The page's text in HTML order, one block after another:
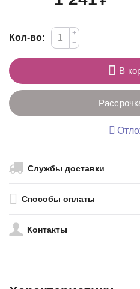
Кол-во:
+
−
В
Службы доставки
Способы оплаты
Контакты